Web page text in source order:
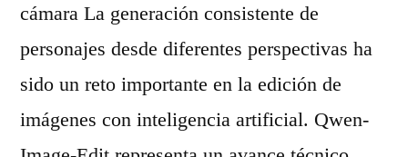
cámara La generación consistente de
personajes desde diferentes perspectivas ha
sido un reto importante en la edición de
imágenes con inteligencia artificial. Qwen-